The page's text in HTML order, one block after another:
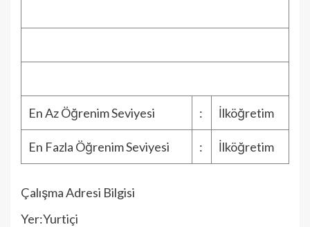
En Az Öğrenim Seviyesi : İlköğretim
En Fazla Öğrenim Seviyesi : İlköğretim
Çalışma Adresi Bilgisi
Yer:Yurtiçi